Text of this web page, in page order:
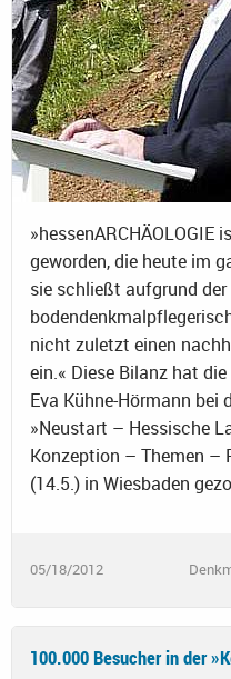
geworden, die heute im
sie schließt aufgrund
nicht zuletzt einen
ein.« Diese Bilanz hat
Eva Kühne-Hörmann bei
»Neustart – Hessische
Konzeption – Themen –
(14.5.) in Wiesbaden
05/18/2012
100.000 Besucher in der